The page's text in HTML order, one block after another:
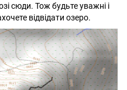
сюди. Тож будьте уважні і
відвідати озеро.